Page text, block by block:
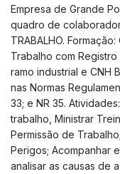
Empresa de Grande
quadro de
TRABALHO.
Trabalho com
ramo industrial e CNH
nas Normas
33; e NR 35.
trabalho, Ministrar
Permissão de
Perigos; Acompanhar
analisar as causas de